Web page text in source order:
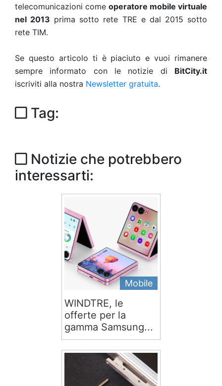
telecomunicazioni come operatore mobile virtuale
nel 2013 prima sotto rete TRE e dal 2015 sotto
rete TIM.
Se questo articolo ti è piaciuto e vuoi rimanere
sempre informato con le notizie di BitCity.it
iscriviti alla nostra Newsletter gratuita.
Tag:
Notizie che potrebbero
interessarti:
Mobile
WINDTRE, le
offerte per la
gamma Samsung...